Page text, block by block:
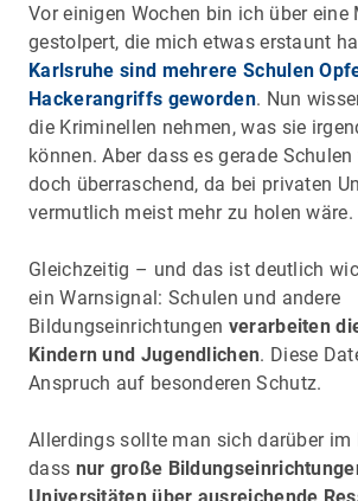
Vor einigen Wochen bin ich über eine
gestolpert, die mich etwas erstaunt
Karlsruhe sind mehrere Schulen
Hackerangriffs geworden. Nun
die Kriminellen nehmen, was sie
können. Aber dass es gerade
doch überraschend, da bei privaten
vermutlich meist mehr zu holen wäre.
Gleichzeitig – und das ist deutlich
ein Warnsignal: Schulen und andere
Bildungseinrichtungen verarbeiten
Kindern und Jugendlichen. Diese
Anspruch auf besonderen Schutz.
Allerdings sollte man sich darüber im
dass nur große